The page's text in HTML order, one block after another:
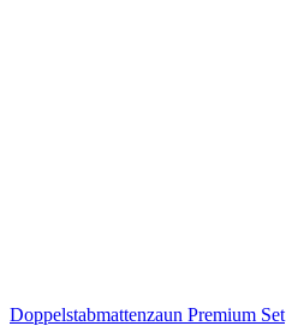
Doppelstabmattenzaun Premium Set